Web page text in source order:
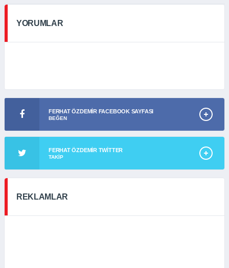
YORUMLAR
FERHAT ÖZDEMIR FACEBOOK SAYFASI
BEĞEN
FERHAT ÖZDEMIR TWITTER
TAKIP
REKLAMLAR